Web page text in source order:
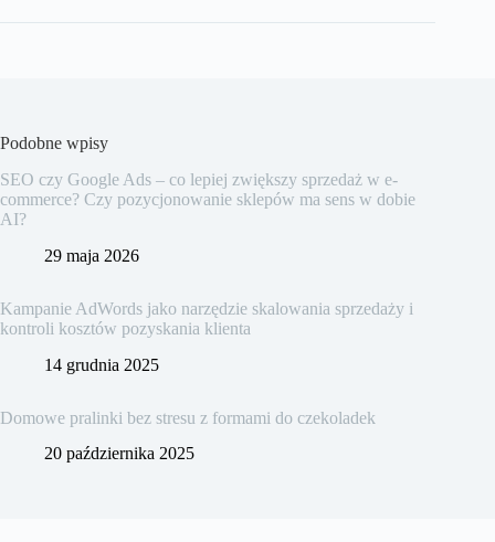
Podobne wpisy
SEO czy Google Ads – co lepiej zwiększy sprzedaż w e-
commerce? Czy pozycjonowanie sklepów ma sens w dobie
AI?
29 maja 2026
Kampanie AdWords jako narzędzie skalowania sprzedaży i
kontroli kosztów pozyskania klienta
14 grudnia 2025
Domowe pralinki bez stresu z formami do czekoladek
20 października 2025